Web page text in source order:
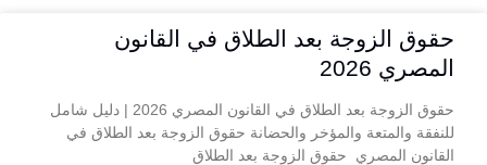
حقوق الزوجة بعد الطلاق في القانون
المصري 2026
حقوق الزوجة بعد الطلاق في القانون المصري 2026 | دليل شامل
للنفقة والمتعة والمؤخر والحضانة حقوق الزوجة بعد الطلاق في
القانون المصري حقوق الزوجة بعد الطلاق